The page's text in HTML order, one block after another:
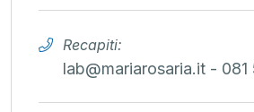
Recapiti:
lab@mariarosaria.it -